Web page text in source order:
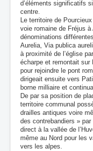
d’éléments significatifs
centre.
Le territoire de
voie romaine de Fréjus
dénominations
Aurelia, Via publica
à proximité de l’église
écharpe et remontait sur
pour rejoindre le pont
dirigeait ensuite vers
borne milliaire et
De par sa position de
territoire communal
drailles antiques voire
des contrebandiers »
direct à la vallée de
même au Nord pour les
vers les alpes.